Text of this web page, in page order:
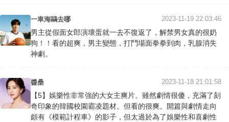
一車海鷗去哪 2023-11-19 22:03:46
男主從假面女郎演壞蛋就一去不復返了，解禁男女真的很奶
狗！！看的超爽，男主變態，打鬥場面拳拳到肉，乳腺消失
神劇。
醬桑 2023-11-18 21:01:58
【5】娛樂性非常強的大女主爽片。雖然劇情很傻，充滿了刻
奇印象的韓國校園霸凌題材。但看的很爽。開篇與劇情走向
頗有《模範計程車》的影子，但太過於為了娛樂性和喜劇性